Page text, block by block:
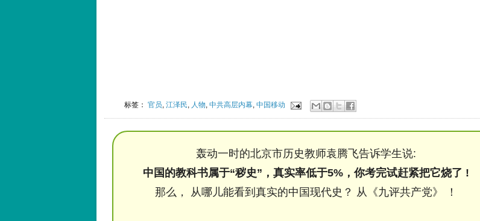
标签：官员 ,江泽民 人物 ,中共高层内幕 ,中国移动
轰动一时的北京市历史教师袁腾飞告诉学生说:
中国的教科书属于“秽史”，真实率低于5%，你考完试赶紧把它烧了 !
那么， 从哪儿能看到真实的中国现代史？ 从《九评共产党》 ！